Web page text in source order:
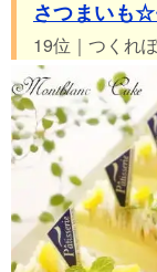
さつまいも☆
19位｜つくれ